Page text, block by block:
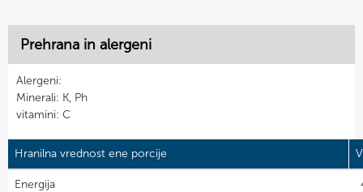
Prehrana in alergeni
Alergeni:
Minerali: K, Ph
vitamini: C
Hranilna vrednost ene porcije
Energija